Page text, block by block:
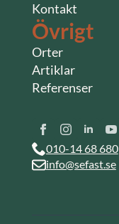
Kontakt
Övrigt
Orter
Artiklar
Referenser
010-14 68 680
info@sefast.se